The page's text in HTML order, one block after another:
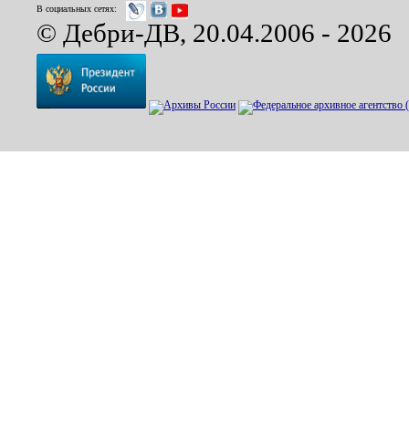
В социальных сетях:
© Дебри-ДВ, 20.04.2006 - 2026